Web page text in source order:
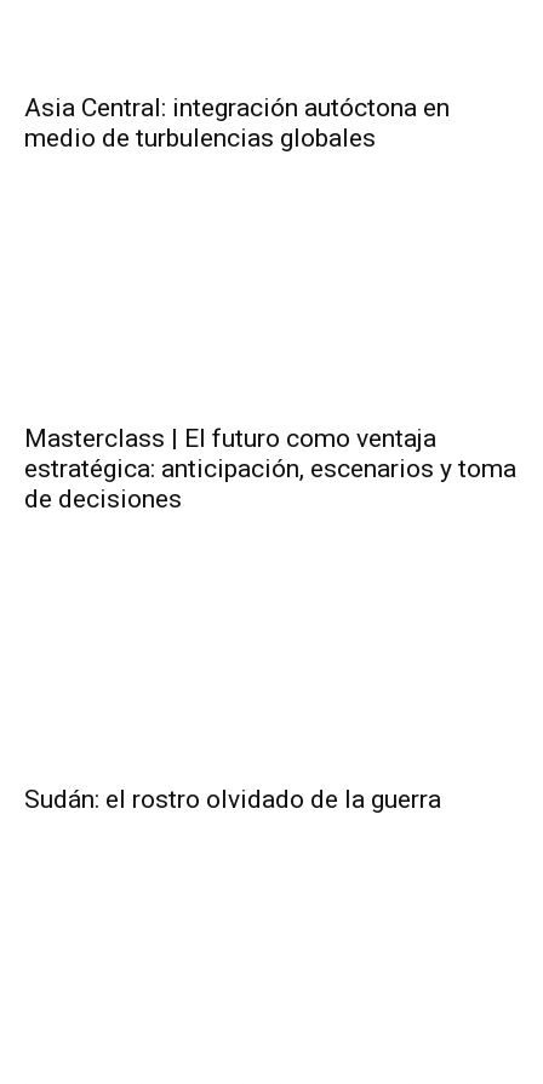
Asia Central: integración autóctona en
medio de turbulencias globales
Masterclass | El futuro como ventaja
estratégica: anticipación, escenarios y toma
de decisiones
Sudán: el rostro olvidado de la guerra